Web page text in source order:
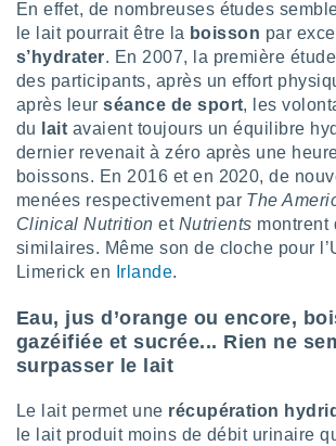
le
des
au
de
web.
les
pas
de
à
notre
En effet, de nombreuses études
le lait pourrait être la boisson par
s’hydrater. En 2007, la première
des participants, après un effort
après leurséance de sport, les
du
lait avaient toujours un équilibre
dernier revenait à zéro après une
boissons. En 2016 et en 2020, de
menées respectivement par The
Clinical Nutrition et Nutrients montrent
similaires. Même son de cloche pour
Limerick en
Irlande.
Eau, jus d’orange ou encore,
gazéifiée et sucrée... Rien ne
surpasser le lait
Le lait permet une récupération
le lait produit moins de débit urinaire